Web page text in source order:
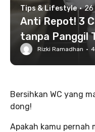
Tips & Lifestyle · 26
Anti Repot! 3
tanpa Panggil
Rizki Ramadhan · 4
Bersihkan WC yang
dong!
Apakah kamu pernah